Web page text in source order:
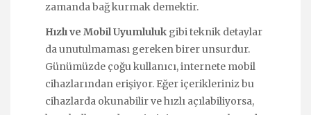
zamanda bağ kurmak demektir.
Hızlı ve Mobil Uyumluluk gibi teknik detaylar
da unutulmaması gereken birer unsurdur.
Günümüzde çoğu kullanıcı, internete mobil
cihazlarından erişiyor. Eğer içerikleriniz bu
cihazlarda okunabilir ve hızlı açılabiliyorsa,